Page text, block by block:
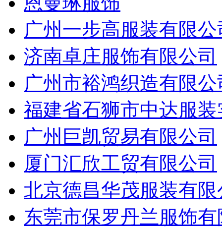
广州一步高服装有限公
济南卓庄服饰有限公司
广州市裕鸿织造有限公
福建省石狮市中达服
广州巨凯贸易有限公司
厦门汇欣工贸有限公司
北京德昌华茂服装有限
东莞市保罗丹兰服饰